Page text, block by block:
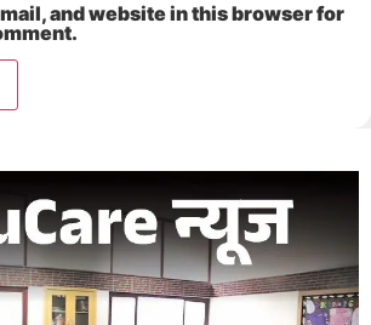
and website in this browser for